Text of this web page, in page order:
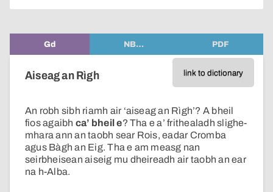
Gd NB… PDF
link to dictionary
Aiseag an Rìgh
An robh sibh riamh air ‘aiseag an Rìgh’? A bheil
fios agaibh ca’ bheil e? Tha e a’ frithealadh slighe-
mhara ann an taobh sear Rois, eadar Cromba
agus Bàgh an Eig. Tha e am measg nan
seirbheisean aiseig mu dheireadh air taobh an ear
na h-Alba.